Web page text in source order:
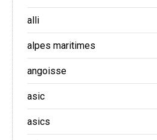
alli
alpes maritimes
angoisse
asic
asics